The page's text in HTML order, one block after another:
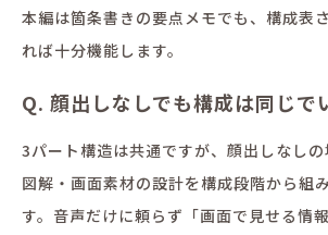
本編は箇条書きの要点メモでも、構成表
れば十分機能します。
Q. 顔出しなしでも構成は同じで
3パート構造は共通ですが、顔出しなしの
図解・画面素材の設計を構成段階から組
す。音声だけに頼らず「画面で見せる情